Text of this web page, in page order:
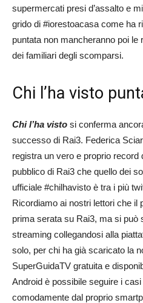
supermercati presi d’assalto e
grido di #iorestoacasa come ha
puntata non mancheranno poi le
dei familiari degli scomparsi.
Chi l’ha visto
Chi l’ha visto si conferma
successo di Rai3. Federica
registra un vero e proprio
pubblico di Rai3 che quello dei
ufficiale #chilhavisto è tra i più
Ricordiamo ai nostri lettori che il
prima serata su Rai3, ma si può
streaming collegandosi alla
solo, per chi ha già scaricato la
SuperGuidaTV gratuita e
Android è possibile seguire i
comodamente dal proprio